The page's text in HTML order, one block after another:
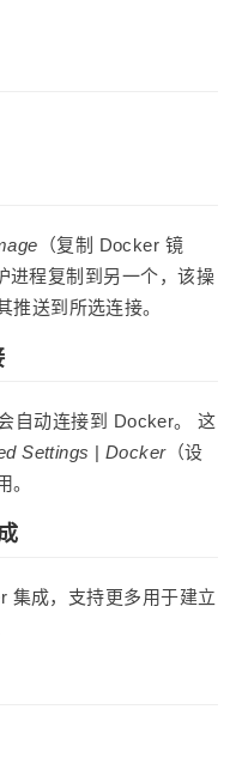
（复制 Docker 镜
进程复制到另一个，该操
推送到所选连接。
自动连接到 Docker。 这
Settings |Docker（设
。
集成，支持更多用于建立